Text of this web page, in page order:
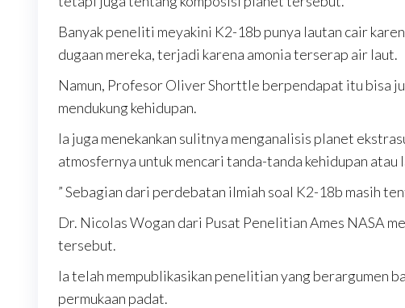
Banyak peneliti meyakini K2-18b punya lautan cair
dugaan mereka, terjadi karena amonia terserap air laut.
Namun, Profesor Oliver Shorttle berpendapat itu bisa
mendukung kehidupan.
Ia juga menekankan sulitnya menganalisis planet
atmosfernya untuk mencari tanda-tanda kehidupan atau
” Sebagian dari perdebatan ilmiah soal K2-18b masih
Dr. Nicolas Wogan dari Pusat Penelitian Ames NASA
tersebut.
Ia telah mempublikasikan penelitian yang berargumen
permukaan padat.